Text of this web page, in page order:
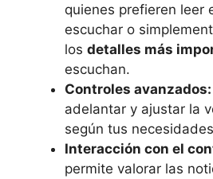
quienes prefieren leer
escuchar o
los detalles más
escuchan.
Controles avanzados:
adelantar y ajustar la
según tus
Interacción con el
permite valorar las